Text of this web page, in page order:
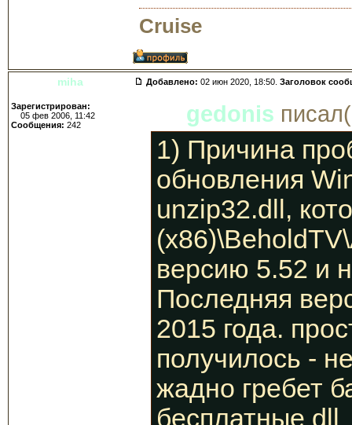
Cruise
miha Добавлено: 02 июн 2020, 18:50. Заголовок
Зарегистрирован:
05 фев 2006, 11:42
Сообщения: 242 gedonis
1) Причина
обновления
unzip32.dll,
версию 5.52 и
Последняя
2015 года.
получилось -
жадно гребет
бесплатные dll